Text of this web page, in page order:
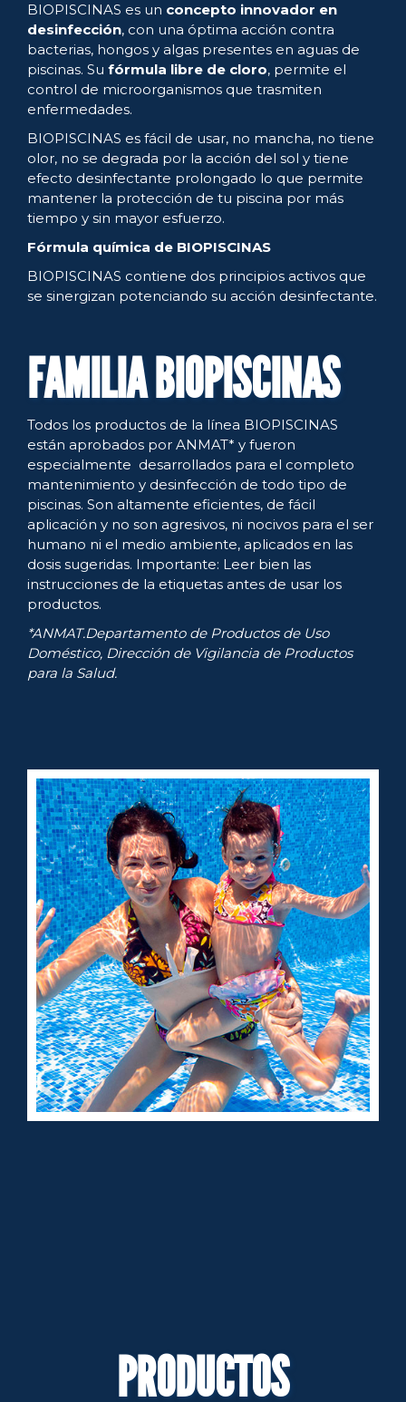
BIOPISCINAS es un concepto innovador en
desinfección, con una óptima acción contra
bacterias, hongos y algas presentes en aguas de
piscinas. Su fórmula libre de cloro, permite el
control de microorganismos que trasmiten
enfermedades.
BIOPISCINAS es fácil de usar, no mancha, no tiene
olor, no se degrada por la acción del sol y tiene
efecto desinfectante prolongado lo que permite
mantener la protección de tu piscina por más
tiempo y sin mayor esfuerzo.
Fórmula química de BIOPISCINAS
BIOPISCINAS contiene dos principios activos que
se sinergizan potenciando su acción desinfectante.
FAMILIA BIOPISCINAS
Todos los productos de la línea BIOPISCINAS
están aprobados por ANMAT* y fueron
especialmente desarrollados para el completo
mantenimiento y desinfección de todo tipo de
piscinas. Son altamente eficientes, de fácil
aplicación y no son agresivos, ni nocivos para el ser
humano ni el medio ambiente, aplicados en las
dosis sugeridas. Importante: Leer bien las
instrucciones de la etiquetas antes de usar los
productos.
*ANMAT.Departamento de Productos de Uso
Doméstico, Dirección de Vigilancia de Productos
para la Salud.
PRODUCTOS